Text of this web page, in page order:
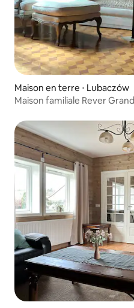
Maison en terre ⋅ Lubaczów
Maison familiale Rever Grand